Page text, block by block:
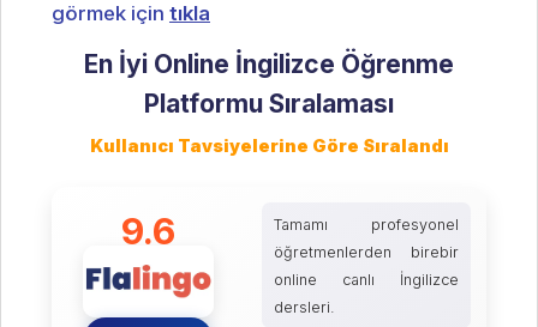
görmek için tıkla
En İyi Online İngilizce Öğrenme
Platformu Sıralaması
Kullanıcı Tavsiyelerine Göre Sıralandı
9.6
Tamamı profesyonel
öğretmenlerden birebir
online canlı İngilizce
dersleri.